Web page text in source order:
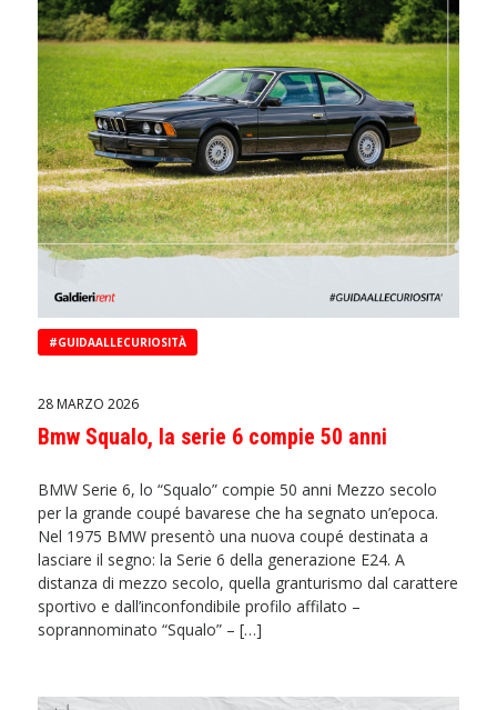
#GUIDAALLECURIOSITÀ
28 MARZO 2026
Bmw Squalo, la serie 6 compie 50 anni
BMW Serie 6, lo “Squalo” compie 50 anni Mezzo secolo
per la grande coupé bavarese che ha segnato un’epoca.
Nel 1975 BMW presentò una nuova coupé destinata a
lasciare il segno: la Serie 6 della generazione E24. A
distanza di mezzo secolo, quella granturismo dal carattere
sportivo e dall’inconfondibile profilo affilato –
soprannominato “Squalo” – […]